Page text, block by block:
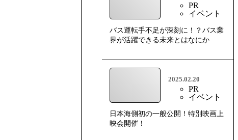
PR
イベント
バス運転手不足が深刻に！？バス業
界が活躍できる未来とはなにか
2025.02.20
PR
イベント
日本海側初の一般公開！特別映画上
映会開催！